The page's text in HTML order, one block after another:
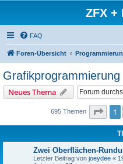
ZFX +
FAQ
Foren-Übersicht
Grafikprogrammierung
Neues Thema
695 Themen Seite
1
Zwei Oberflächen-
Letzter Beitrag von joeydee «